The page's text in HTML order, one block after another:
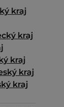
kraj
kraj
kraj
kraj
kraj